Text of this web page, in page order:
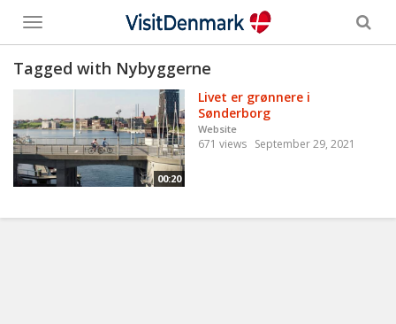
Toggle
menu
Tagged with Nybyggerne
00:20
Livet er grønnere i
Sønderborg
Website
671 views September 29, 2021